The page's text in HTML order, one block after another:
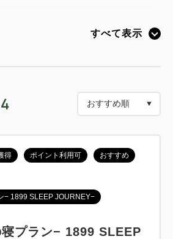
すべて表示
得 ポイント利用可 おすすめ
− 1899 SLEEP JOURNEY−
プラン− 1899 SLEEP